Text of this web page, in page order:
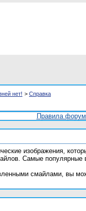
нет! > Справка
Правила
изображения,
Самые
смайлами, вы